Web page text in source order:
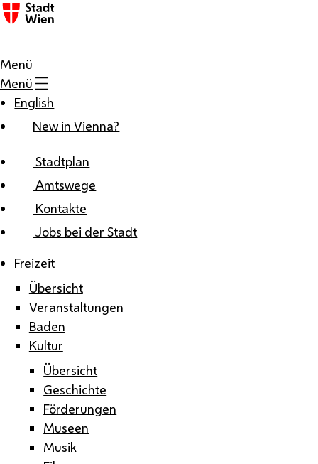
Zum Inhalt
Menü
Menü
English
New in Vienna?
Stadtplan
Amtswege
Kontakte
Jobs bei der Stadt
Freizeit
Übersicht
Veranstaltungen
Baden
Kultur
Übersicht
Geschichte
Förderungen
Museen
Musik